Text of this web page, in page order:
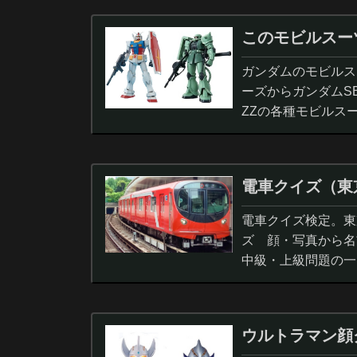
このモビルス
ガンダムのモビル
ーズからガンダム
ZZの各種モビルス
電車クイズ（
電車クイズ検定。
ズ 顔・写真から名
中級・上級問題の
ウルトラマン